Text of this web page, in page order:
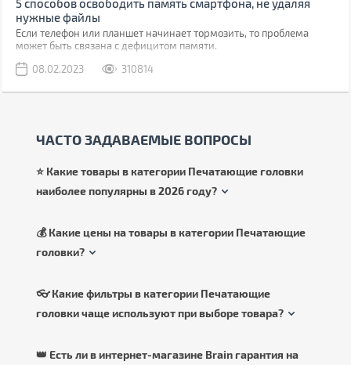
5 способов освободить память смартфона, не удаляя
нужные файлы
Если телефон или планшет начинает тормозить, то проблема
может быть связана с дефицитом памяти.
08.02.2023
310814
ЧАСТО ЗАДАВАЕМЫЕ ВОПРОСЫ
⭐ Какие товары в категории Печатающие головки
наиболее популярны в 2026 году?
💰 Какие цены на товары в категории Печатающие
головки?
👓 Какие фильтры в категории Печатающие
головки чаще используют при выборе товара?
👑 Есть ли в интернет-магазине Brain гарантия на